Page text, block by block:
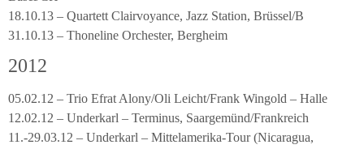
18.10.13 – Quartett Clairvoyance, Jazz Station, Brüssel/B
31.10.13 – Thoneline Orchester, Bergheim
2012
05.02.12 – Trio Efrat Alony/Oli Leicht/Frank Wingold – Halle
12.02.12 – Underkarl – Terminus, Saargemünd/Frankreich
11.-29.03.12 – Underkarl – Mittelamerika-Tour (Nicaragua,